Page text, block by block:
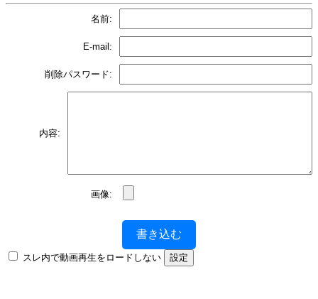
名前:
E-mail:
削除パスワード:
内容:
画像:
書き込む
スレ内で動画再生をロードしない